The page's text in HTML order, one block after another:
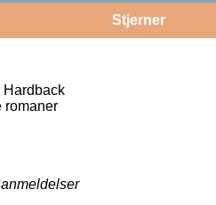
Stjerner
Hardback
romaner
anmeldelser